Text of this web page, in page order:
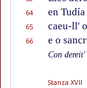
64 en
65 caeu-ll'
66 e o
Con
Stanza XVII